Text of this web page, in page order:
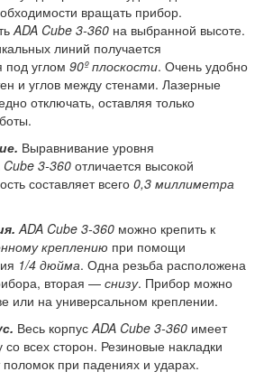
вращать прибор.
ADA Cube 3-360 на выбранной высоте.
линий получается
углом 90º плоскости. Очень удобно
и углов между стенами. Лазерные
отключать, оставляя только
Выравнивание уровня
Cube 3-360 отличается высокой
составляет всего 0,3 миллиметра
ADA Cube 3-360 можно крепить к
креплению при помощи
1/4 дюйма. Одна резьба расположена
вторая — снизу. Прибор можно
или на универсальном креплении.
Весь корпусADA Cube 3-360 имеет
всех сторон. Резиновые накладки
при падениях и ударах.